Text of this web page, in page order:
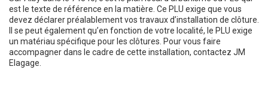
est le texte de référence en la matière. Ce PLU exige que vous
devez déclarer préalablement vos travaux d’installation de clôture.
Il se peut également qu’en fonction de votre localité, le PLU exige
un matériau spécifique pour les clôtures. Pour vous faire
accompagner dans le cadre de cette installation, contactez JM
Elagage.